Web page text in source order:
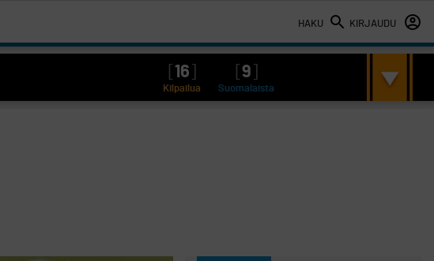
HAKU KIRJAUDU
16 9
Kilpailua Suomalaista